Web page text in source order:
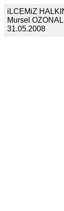
iLCEMiZ
Mursel
31.05.2008